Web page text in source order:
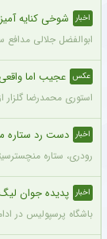
اخبار شوخی کنایه
ابوالفضل جلالی مدافع
عکس عجیب اما
استوری محمدرضا
اخبار دست رد ستاره
رودری، ستاره
اخبار پدیده جوان
باشگاه پرسپولیس در ادامه